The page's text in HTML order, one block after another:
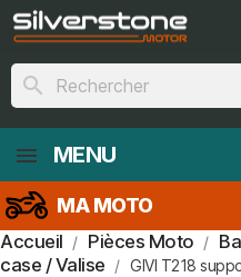
search
MENU
MA MOTO
Accueil Pièces Moto
case / Valise
GIVI T218